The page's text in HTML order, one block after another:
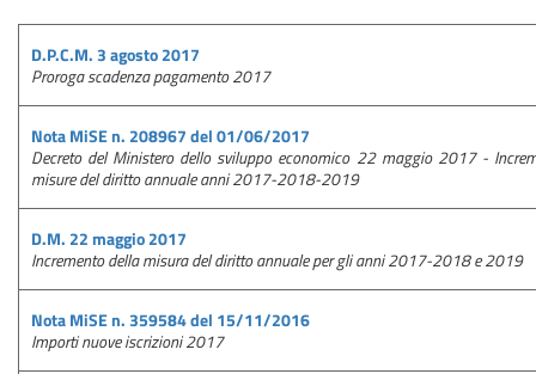
D.P.C.M. 3 agosto 2017
Proroga scadenza pagamento 2017
Nota MiSE n. 208967 del 01/06/2017
Decreto del Ministero dello sviluppo economico 22 maggio 2017 -
misure del diritto annuale anni 2017-2018-2019
D.M. 22 maggio 2017
Incremento della misura del diritto annuale per gli anni 2017-2018 e 2019
Nota MiSE n. 359584 del 15/11/2016
Importi nuove iscrizioni 2017